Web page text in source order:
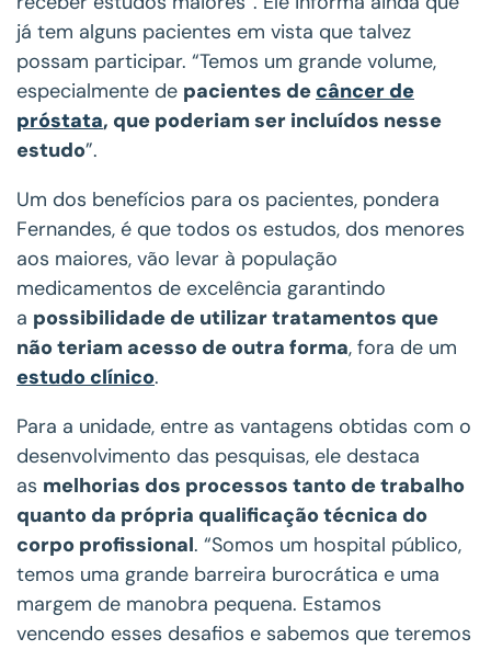
já tem alguns pacientes em vista que talvez
possam participar. “Temos um grande volume,
especialmente de pacientes de câncer de
próstata, que poderiam ser incluídos nesse
estudo”.
Um dos benefícios para os pacientes, pondera
Fernandes, é que todos os estudos, dos menores
aos maiores, vão levar à população
medicamentos de excelência garantindo
a possibilidade de utilizar tratamentos que
não teriam acesso de outra forma, fora de um
estudo clínico.
Para a unidade, entre as vantagens obtidas com o
desenvolvimento das pesquisas, ele destaca
as melhorias dos processos tanto de trabalho
quanto da própria qualificação técnica do
corpo profissional. “Somos um hospital público,
temos uma grande barreira burocrática e uma
margem de manobra pequena. Estamos
vencendo esses desafios e sabemos que teremos